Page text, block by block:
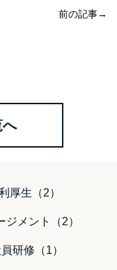
前の記事→
へ
厚生（2）
ジメント（2）
研修（1）